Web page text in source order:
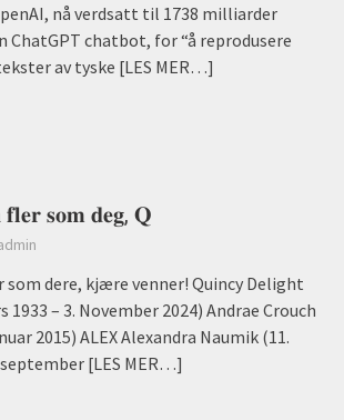
nå verdsatt til 1738 milliarder
ChatGPT chatbot, for “å reprodusere
av tyske [LES MER…]
𝐟𝐥𝐞𝐫 𝐬𝐨𝐦 𝐝𝐞𝐠, 𝐐
dere, kjære venner! Quincy Delight
1933 – 3. November 2024) Andrae Crouch
2015) ALEX Alexandra Naumik (11.
september[LES MER…]